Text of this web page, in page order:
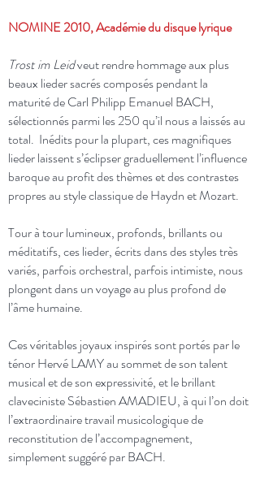
NOMINE 2010, Académie du disque lyrique
Trost im Leidveut rendre hommage aux plus
beaux lieder sacrés composés pendant la
maturité de Carl Philipp Emanuel BACH,
sélectionnés parmi les 250 qu’il nous a laissés au
total. Inédits pour la plupart, ces magnifiques
lieder laissent s’éclipser graduellement l’influence
baroque au profit des thèmes et des contrastes
propres au style classique de Haydn et Mozart.
Tour à tour lumineux, profonds, brillants ou
méditatifs, ces lieder, écrits dans des styles très
variés, parfois orchestral, parfois intimiste, nous
plongent dans un voyage au plus profond de
l’âme humaine.
Ces véritables joyaux inspirés sont portés par le
ténor Hervé LAMY au sommet de son talent
musical et de son expressivité, et le brillant
claveciniste Sébastien AMADIEU, à qui l’on doit
l’extraordinaire travail musicologique de
reconstitution de l’accompagnement,
simplement suggéré par BACH.